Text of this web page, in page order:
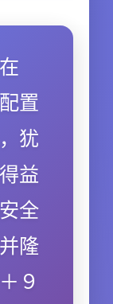
置
犹
益
全
隆
９